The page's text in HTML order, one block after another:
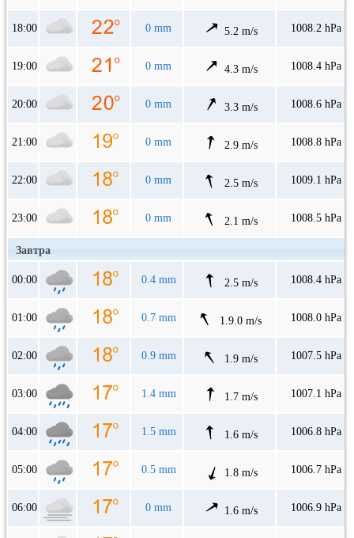
18:00 0 mm 5.2 m/s 1008.2 hPa
19:00 0 mm 4.3 m/s 1008.4 hPa
20:00 0 mm 3.3 m/s 1008.6 hPa
21:00 0 mm 2.9 m/s 1008.8 hPa
22:00 0 mm 2.5 m/s 1009.1 hPa
23:00 0 mm 2.1 m/s 1008.5 hPa
Завтра
00:00 0.4 mm 2.5 m/s 1008.4 hPa
01:00 0.7 mm 1.9.0 m/s 1008.0 hPa
02:00 0.9 mm 1.9 m/s 1007.5 hPa
03:00 1.4 mm 1.7 m/s 1007.1 hPa
04:00 1.5 mm 1.6 m/s 1006.8 hPa
05:00 0.5 mm 1.8 m/s 1006.7 hPa
06:00 0 mm 1.6 m/s 1006.9 hPa